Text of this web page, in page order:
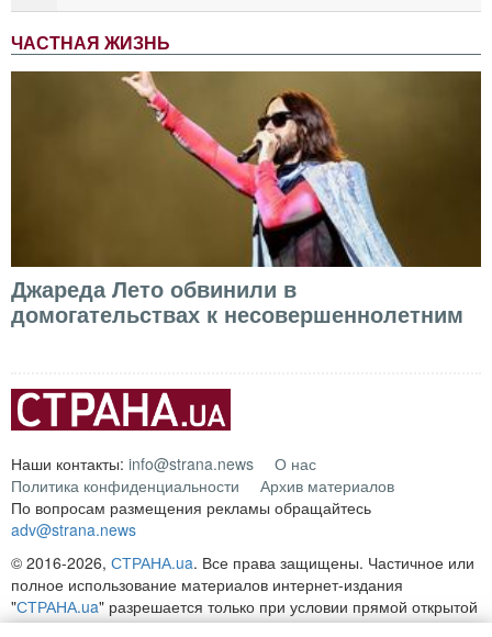
ЧАСТНАЯ ЖИЗНЬ
Джареда Лето обвинили в
домогательствах к несовершеннолетним
Наши контакты: info@strana.news
О нас
Политика конфиденциальности
Архив материалов
По вопросам размещения рекламы обращайтесь
adv@strana.news
© 2016-2026, СТРАНА.ua. Все права защищены. Частичное или
полное использование материалов интернет-издания
"СТРАНА.ua" разрешается только при условии прямой открытой
для поисковых систем гиперссылки на непосредственный адрес